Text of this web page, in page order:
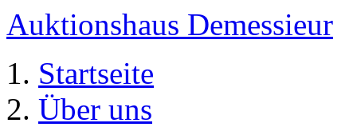
Auktionshaus Demessieur
Startseite
Über uns